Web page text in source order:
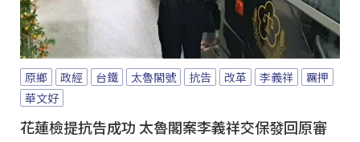
原鄉 政經 台鐵 太魯閣號 抗告 改革 李義祥
羈押
華文好
花蓮檢提抗告成功 太魯閣案李義祥交保發回原審